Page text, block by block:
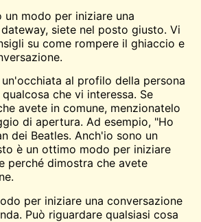
un modo per iniziare una
siete nel posto giusto. Vi
su come rompere il ghiaccio e
al profilo della persona
che vi interessa. Se
avete in comune, menzionatelo
di apertura. Ad esempio, "Ho
dei Beatles. Anch'io sono un
è un ottimo modo per iniziare
perché dimostra che avete
per iniziare una conversazione
Può riguardare qualsiasi cosa